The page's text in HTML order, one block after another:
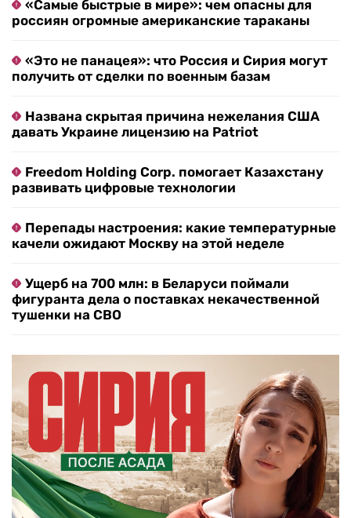
«Самые быстрые в мире»: чем опасны для
россиян огромные американские тараканы
«Это не панацея»: что Россия и Сирия могут
получить от сделки по военным базам
Названа скрытая причина нежелания США
давать Украине лицензию на Patriot
Freedom Holding Corp. помогает Казахстану
развивать цифровые технологии
Перепады настроения: какие температурные
качели ожидают Москву на этой неделе
Ущерб на 700 млн: в Беларуси поймали
фигуранта дела о поставках некачественной
тушенки на СВО